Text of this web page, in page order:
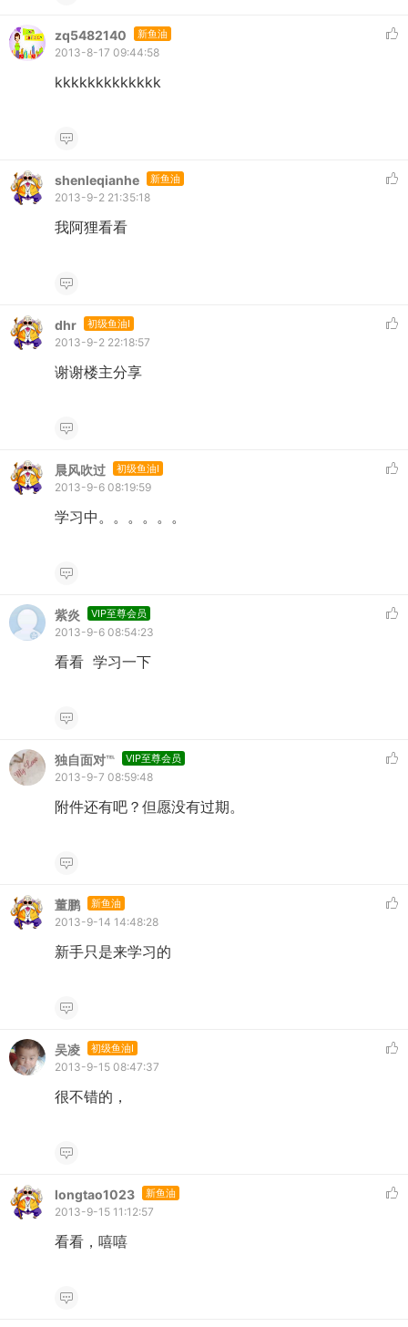
zq5482140 新鱼油
2013-8-17 09:44:58
kkkkkkkkkkkkk
shenleqianhe 新鱼油
2013-9-2 21:35:18
我阿狸看看
dhr 初级鱼油I
2013-9-2 22:18:57
谢谢楼主分享
晨风吹过 初级鱼油I
2013-9-6 08:19:59
学习中。。。。。。
紫炎 VIP至尊会员
2013-9-6 08:54:23
看看 学习一下
独自面对℡ VIP至尊会员
2013-9-7 08:59:48
附件还有吧？但愿没有过期。
董鹏 新鱼油
2013-9-14 14:48:28
新手只是来学习的
吴凌 初级鱼油I
2013-9-15 08:47:37
很不错的，
longtao1023 新鱼油
2013-9-15 11:12:57
看看，嘻嘻